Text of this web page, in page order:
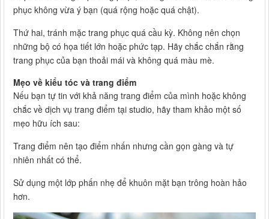
phục không vừa ý bạn (quá rộng hoặc quá chật).
Thứ hai, tránh mặc trang phục quá cầu kỳ. Không nên chọn
những bộ có họa tiết lớn hoặc phức tạp. Hãy chắc chắn rằng
trang phục của bạn thoải mái và không quá màu mè.
Mẹo về kiểu tóc và trang điểm
Nếu bạn tự tin với khả năng trang điểm của mình hoặc không
chắc về dịch vụ trang điểm tại studio, hãy tham khảo một số
mẹo hữu ích sau:
Trang điểm nên tạo điểm nhấn nhưng cần gọn gàng và tự
nhiên nhất có thể.
Sử dụng một lớp phấn nhẹ để khuôn mặt bạn trông hoàn hảo
hơn.